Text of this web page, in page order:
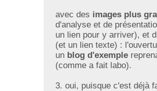
avec des images plus
d'analyse et de
un lien pour y arriver), et
(et un lien texte) :
un blog d'exemple
(comme a fait labo).
3. oui, puisque c'est déjà